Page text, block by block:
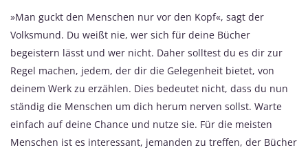
»Man guckt den Menschen nur vor den Kopf«, sagt der
Volksmund. Du weißt nie, wer sich für deine Bücher
begeistern lässt und wer nicht. Daher solltest du es dir zur
Regel machen, jedem, der dir die Gelegenheit bietet, von
deinem Werk zu erzählen. Dies bedeutet nicht, dass du nun
ständig die Menschen um dich herum nerven sollst. Warte
einfach auf deine Chance und nutze sie. Für die meisten
Menschen ist es interessant, jemanden zu treffen, der Bücher